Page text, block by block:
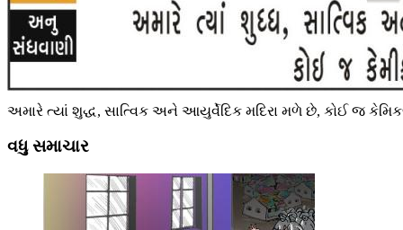
અમારે ત્યાં શુદ્ધ, સાત્વિક અને આયુર્વેદિક મદિરા મળે છે, કોઈ જ
વધુ સમાચાર